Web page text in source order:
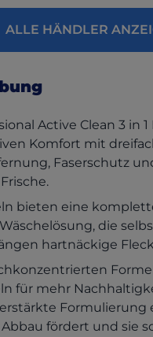
ALLE HÄNDLER
Active Clean 3 in
Komfort mit
Faserschutz
bieten eine
die
hartnäckige
für mehr
Formulierung
fördert und sie